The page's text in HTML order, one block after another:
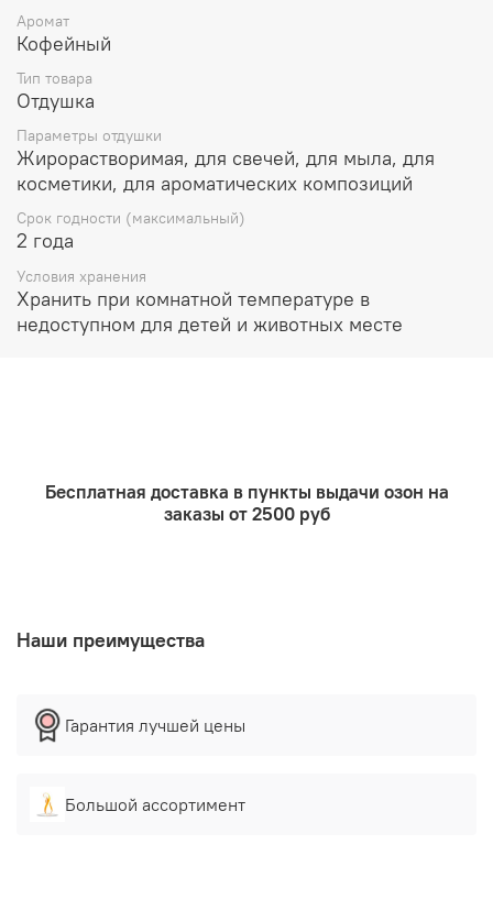
Растительные воски и парафин используется до 10%
Лосьоны и парфюмерия до 5%
Масла для ванны, мыло, гели до 5%
Очищающие продукты до 5%
Аромат
Кофейный
Тип товара
Отдушка
Параметры отдушки
Жирорастворимая, для свечей, для мыла, для
косметики, для ароматических композиций
Срок годности (максимальный)
2 года
Условия хранения
Хранить при комнатной температуре в
недоступном для детей и животных месте
Бесплатная доставка в пункты выдачи озон на
заказы от 2500 руб
Наши преимущества
Гарантия лучшей цены
Большой ассортимент